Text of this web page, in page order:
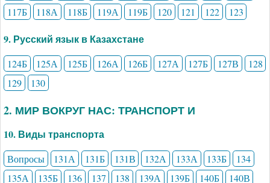
117Б
118А 118Б 119А 119Б 120 121 122 123
9. Русский язык в Казахстане
124Б 125А 125Б 126А 126Б 127А 127Б 127В
128
129
130
2. МИР ВОКРУГ НАС: ТРАНСПОРТ И
10. Виды транспорта
Вопросы 131А 131Б 131В 132А 133А 133Б
134
135А
135Б 136 137 138 139А 139Б 140Б 140В